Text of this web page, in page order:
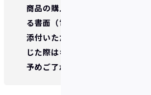
商品の購入日付および購入金額を
る書面（電磁記録を含む）を画像
添付いただきます。当該書面の添
じた際はキャンペーン対象外とい
予めご了承ください。